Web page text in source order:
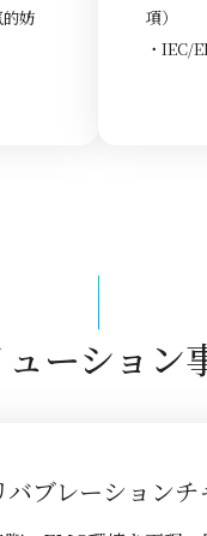
妨
項）
・IEC/
ューション
バブレーション